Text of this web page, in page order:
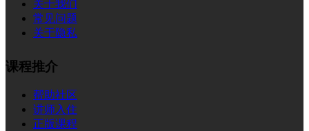
关于我们
常见问题
关于隐私
课程推介
帮助社区
讲师入住
正版课程